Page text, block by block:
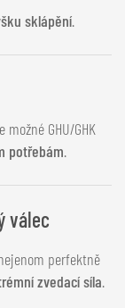
sklápění.
možné GHU/GHK
potřebám.
válec
perfektně
zvedací síla.